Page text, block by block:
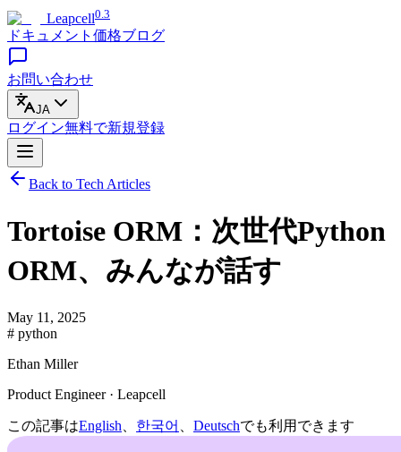
Leapcell0.3
ドキュメント 価格ブログ
お問い合わせ
JA
ログイン無料で新規登録
Back to Tech Articles
Tortoise ORM：次世代Python
ORM、みんなが話す
May 11, 2025
# python
Ethan Miller
Product Engineer · Leapcell
この記事はEnglish 한국어 Deutschでも利用できます